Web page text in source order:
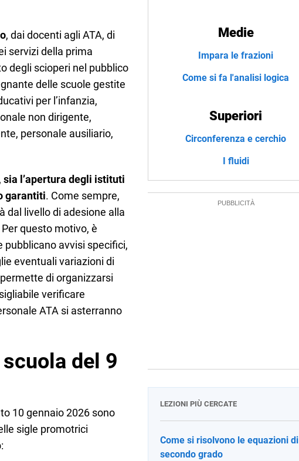
, dai docenti agli ATA, di
servizi della prima
degli scioperi nel pubblico
delle scuole gestite
per l’infanzia,
non dirigente,
personale ausiliario,
sia l’apertura degli istituti
garantiti. Come sempre,
dal livello di adesione alla
questo motivo, è
avvisi specifici,
eventuali variazioni di
di organizzarsi
verificare
ATA si asterranno
del 9
10 gennaio 2026 sono
sigle promotrici
Medie
Impara le frazioni
Come si fa l'analisi logica
Superiori
Circonferenza e cerchio
I fluidi
LEZIONI PIÙ CERCATE
Come si risolvono le equazioni di
secondo grado